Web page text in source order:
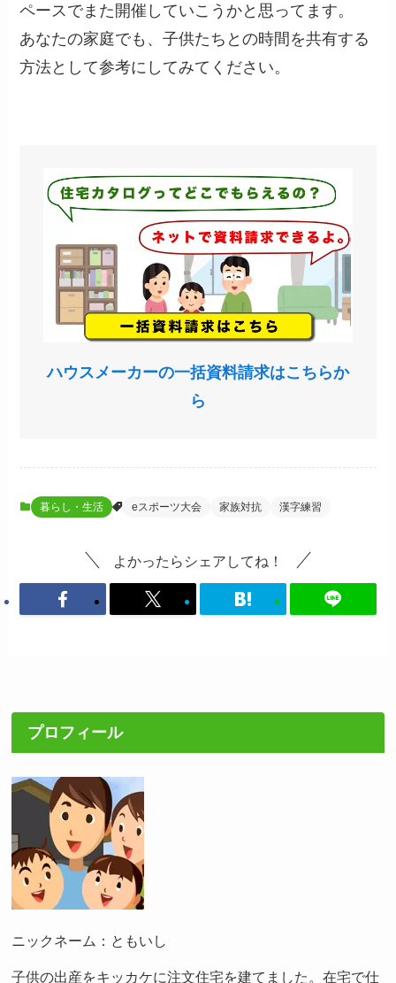
ペースでまた開催していこうかと思ってます。
あなたの家庭でも、子供たちとの時間を共有する
方法として参考にしてみてください。
ハウスメーカーの一括資料請求はこちらか
ら
暮らし・生活 eスポーツ大会 家族対抗 漢字練習
よかったらシェアしてね！
プロフィール
ニックネーム：ともいし
子供の出産をキッカケに注文住宅を建てました。在宅で仕